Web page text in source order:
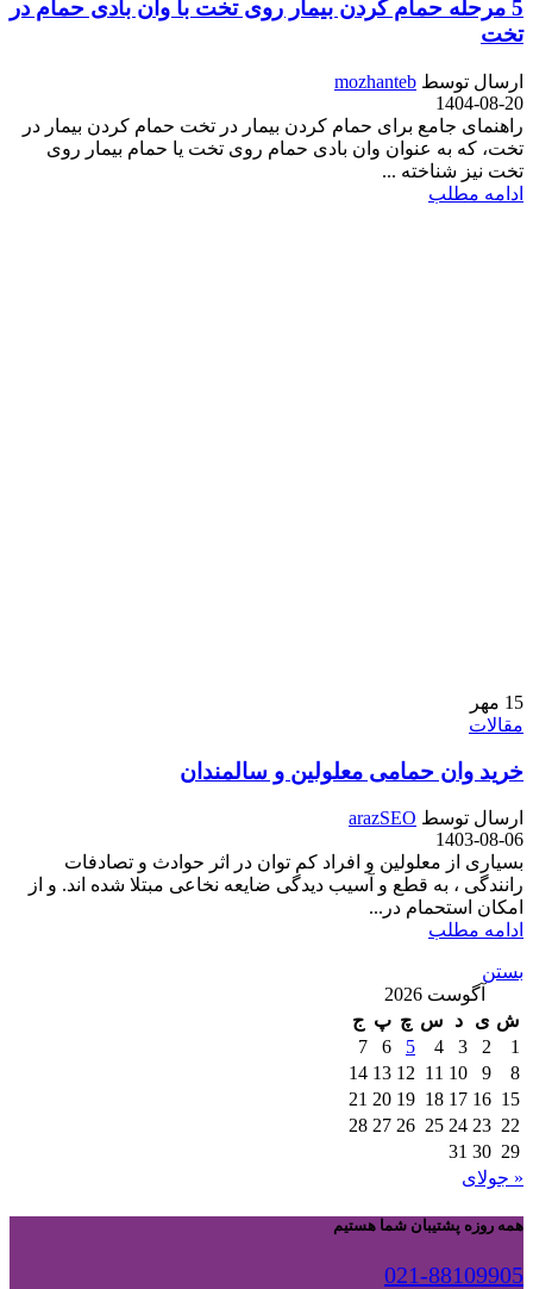
5 مرحله حمام کردن بیمار روی تخت با وان بادی حمام در
تخت
ارسال توسط mozhanteb
1404-08-20
راهنمای جامع برای حمام کردن بیمار در تخت حمام کردن بیمار در
تخت، که به عنوان وان بادی حمام روی تخت یا حمام بیمار روی
تخت نیز شناخته ...
ادامه مطلب
15 مهر
مقالات
خرید وان حمامی معلولین و سالمندان
ارسال توسط arazSEO
1403-08-06
بسیاری از معلولین و افراد کم توان در اثر حوادث و تصادفات
رانندگی ، به قطع و آسیب دیدگی ضایعه نخاعی مبتلا شده اند. و از
امکان استحمام در...
ادامه مطلب
بستن
آگوست 2026
ش ی د س چ پ ج
1
2
3
4
5
6
7
8
9
10
11
12
13
14
15
16
17
18
19
20
21
22
23
24
25
26
27
28
29
30
31
« جولای
همه روزه پشتیبان شما هستیم
021-88109905